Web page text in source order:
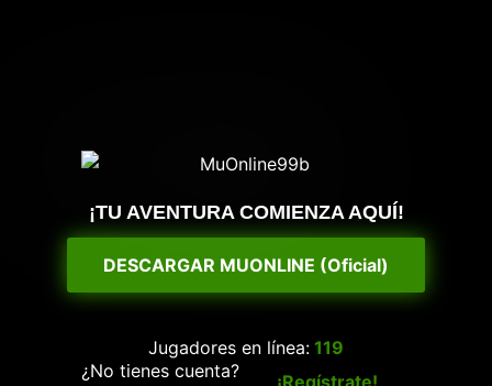
¡TU AVENTURA COMIENZA AQUÍ!
DESCARGAR MUONLINE (Oficial)
Jugadores en línea: 119
¿No tienes cuenta?
¡Regístrate!